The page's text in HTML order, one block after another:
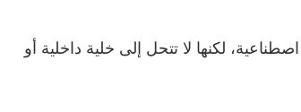
لكنها لا تتحل إلى خلية داخلية أو